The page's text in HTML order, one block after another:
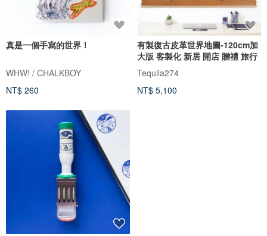
真是一個手寫的世界！
WHW! / CHALKBOY
NT$ 260
有製復古皮革世界地圖-120cm加
大版 客製化 新居 開店 贈禮 旅行
Tequila274
NT$ 5,100